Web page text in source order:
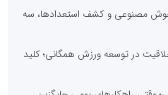
هوش مصنوعی و کشف استعدادها، سه
در توسعه ورزش همگانی؛ کلید